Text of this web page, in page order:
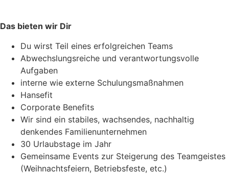
Das bieten wir Dir
Du wirst Teil eines erfolgreichen Teams
Abwechslungsreiche und verantwortungsvolle
Aufgaben
interne wie externe Schulungsmaßnahmen
Hansefit
Corporate Benefits
Wir sind ein stabiles, wachsendes, nachhaltig
denkendes Familienunternehmen
30 Urlaubstage im Jahr
Gemeinsame Events zur Steigerung des Teamgeistes
(Weihnachtsfeiern, Betriebsfeste, etc.)